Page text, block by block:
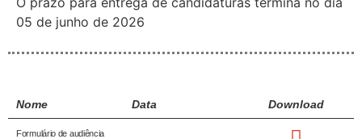
05 de junho de 2026
Nome Data Download
Formulário de audiência